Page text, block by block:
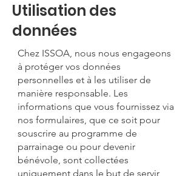
Utilisation des
données
Chez ISSOA, nous nous engageons
à protéger vos données
personnelles et à les utiliser de
manière responsable. Les
informations que vous fournissez via
nos formulaires, que ce soit pour
souscrire au programme de
parrainage ou pour devenir
bénévole, sont collectées
uniquement dans le but de servir